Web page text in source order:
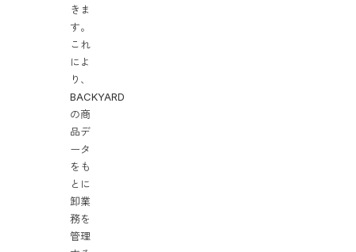
きま
す。
これ
によ
り、
BACKYARD
の商
品デ
ータ
をも
とに
卸業
務を
管理